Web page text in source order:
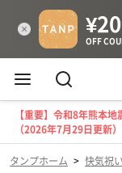
【重要】令和8年熊本
（2026年7月29日更新）
タンプホーム > 快気祝